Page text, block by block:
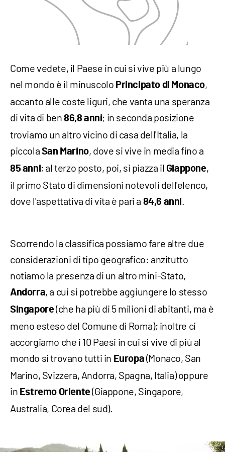
Come vedete, il Paese in cui si vive più a lungo
nel mondo è il minuscolo Principato di Monaco,
accanto alle coste liguri, che vanta una speranza
di vita di ben 86,8 anni; in seconda posizione
troviamo un altro vicino di casa dell'Italia, la
piccola San Marino, dove si vive in media fino a
85 anni; al terzo posto, poi, si piazza il Giappone,
il primo Stato di dimensioni notevoli dell'elenco,
dove l'aspettativa di vita è pari a 84,6 anni.
Scorrendo la classifica possiamo fare altre due
considerazioni di tipo geografico: anzitutto
notiamo la presenza di un altro mini-Stato,
Andorra, a cui si potrebbe aggiungere lo stesso
Singapore(che ha più di 5 milioni di abitanti, ma è
meno esteso del Comune di Roma); inoltre ci
accorgiamo che i 10 Paesi in cui si vive di più al
mondo si trovano tutti in Europa (Monaco, San
Marino, Svizzera, Andorra, Spagna, Italia) oppure
in Estremo Oriente(Giappone, Singapore,
Australia, Corea del sud).